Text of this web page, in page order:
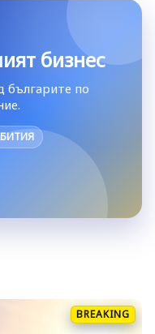
бизнес
българите по
BREAKING